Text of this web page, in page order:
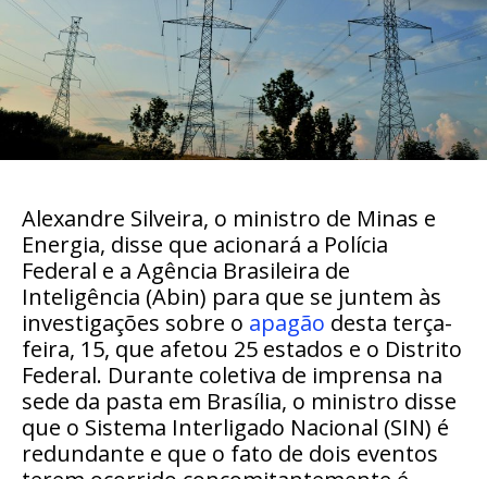
Alexandre Silveira, o ministro de Minas e
Energia, disse que acionará a Polícia
Federal e a Agência Brasileira de
Inteligência (Abin) para que se juntem às
investigações sobre o apagão desta terça-
feira, 15, que afetou 25 estados e o Distrito
Federal. Durante coletiva de imprensa na
sede da pasta em Brasília, o ministro disse
que o Sistema Interligado Nacional (SIN) é
redundante e que o fato de dois eventos